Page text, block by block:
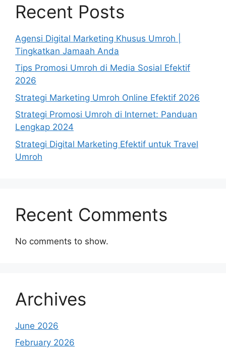
Recent Posts
Agensi Digital Marketing Khusus Umroh |
Tingkatkan Jamaah Anda
Tips Promosi Umroh di Media Sosial Efektif
2026
Strategi Marketing Umroh Online Efektif 2026
Strategi Promosi Umroh di Internet: Panduan
Lengkap 2024
Strategi Digital Marketing Efektif untuk Travel
Umroh
Recent Comments
No comments to show.
Archives
June 2026
February 2026